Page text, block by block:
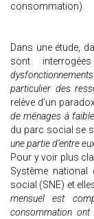
consommation).
Dans une étude,
sont
particulier des
relève d’un
de ménages à
du parc social se
une partie d’entre
Pour y voir plus
Système national
social (SNE) et
mensuel est
consommation ont